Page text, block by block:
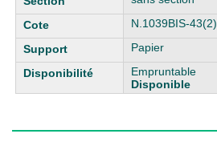
N.1039BIS-43(2)
Papier
Empruntable
Disponible